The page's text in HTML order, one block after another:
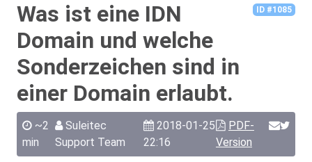
ID #1085
Was ist eine IDN
Domain und welche
Sonderzeichen sind in
einer Domain erlaubt.
~2
min
Suleitec
Support Team
2018-01-25
22:16
PDF-
Version